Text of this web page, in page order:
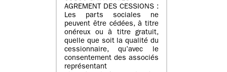
AGREMENT DES CESSIONS :
Les parts sociales ne
peuvent être cédées, à titre
onéreux ou à titre gratuit,
quelle que soit la qualité du
cessionnaire, qu’avec le
consentement des associés
représentant